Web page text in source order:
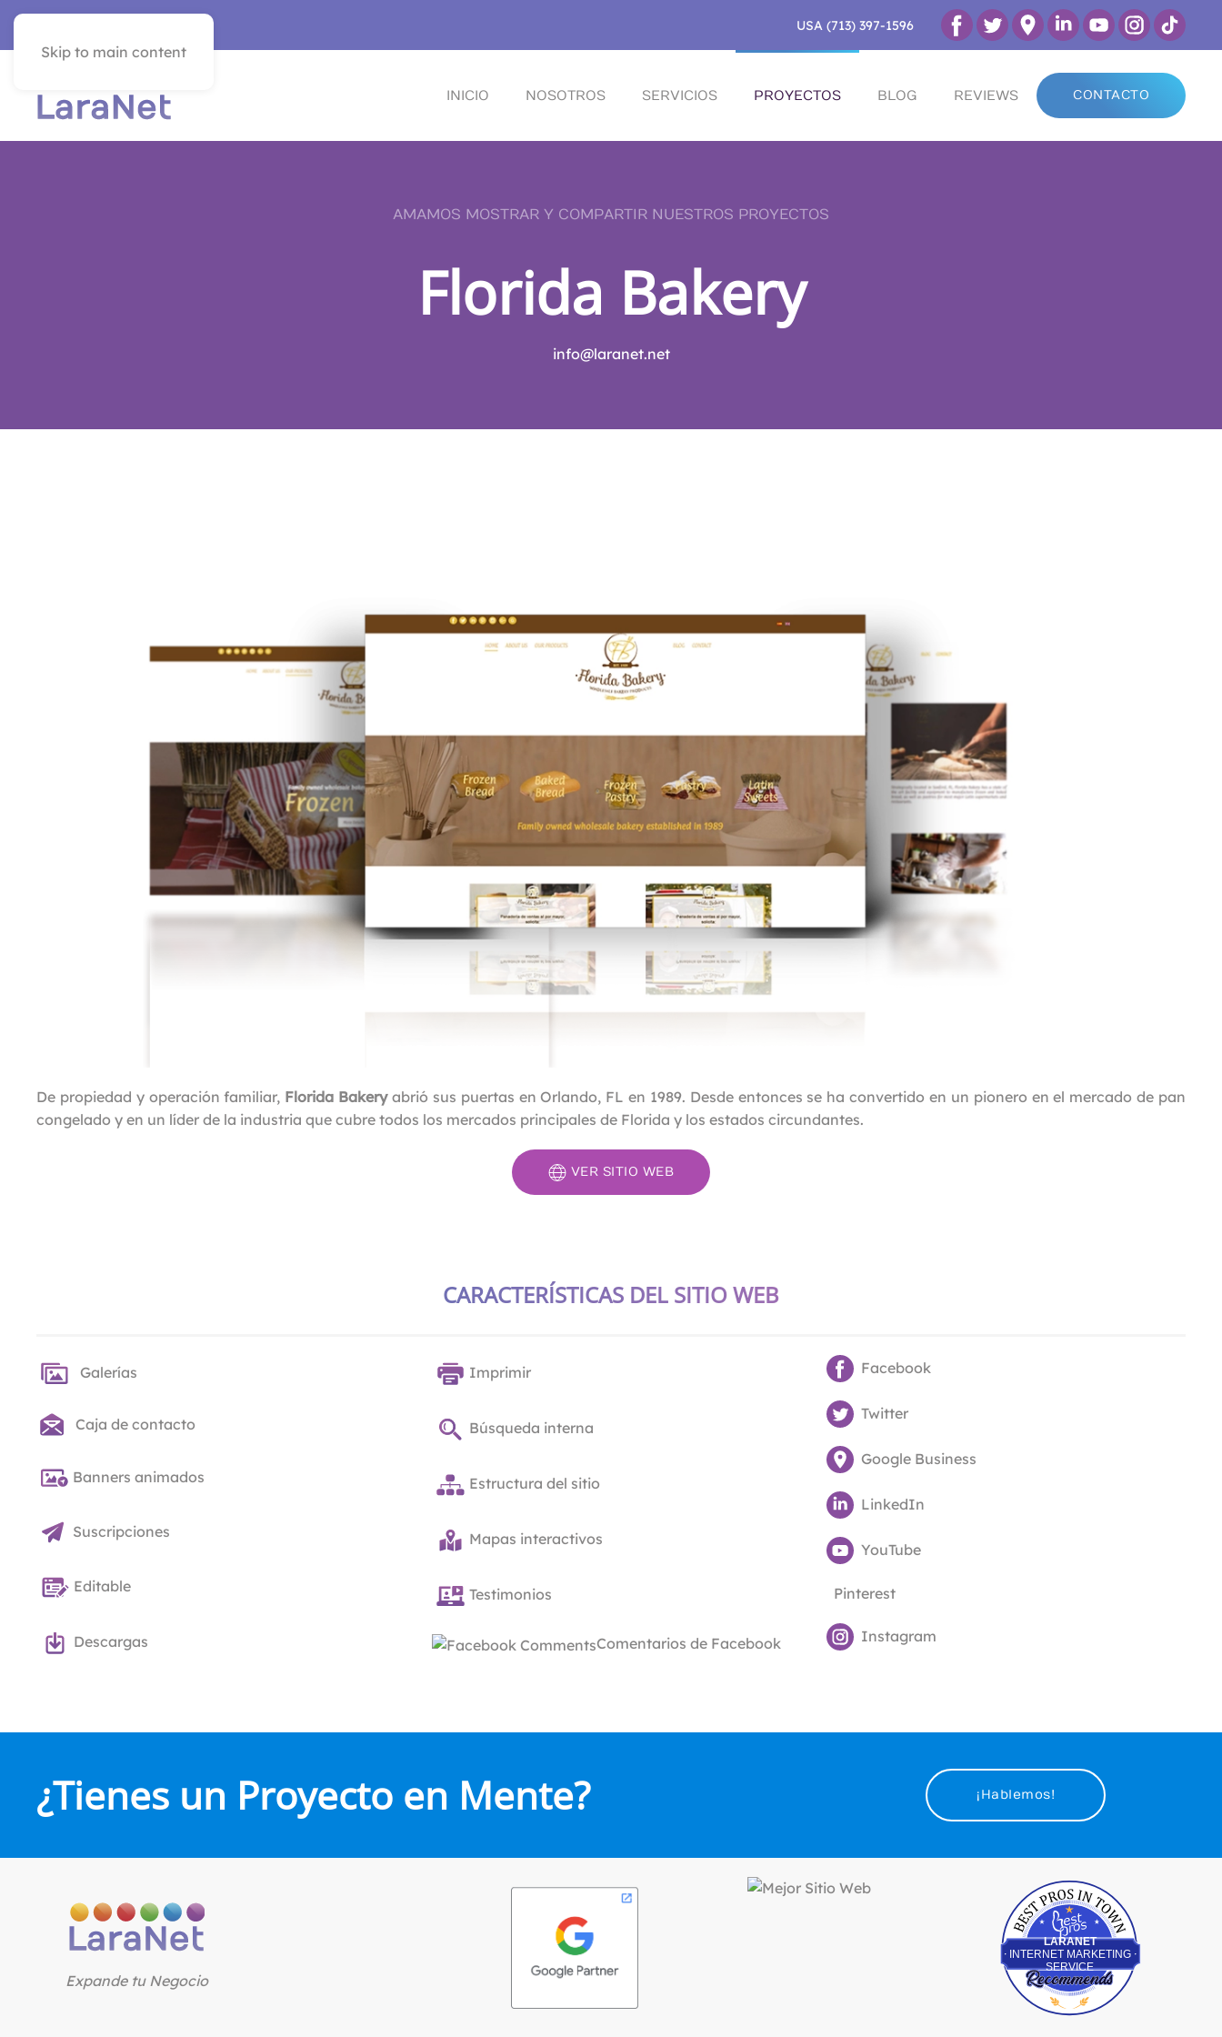
Skip to main content
USA (713) 397-1596
INICIO NOSOTROS SERVICIOS PROYECTOS BLOG REVIEWS CONTACTO
AMAMOS MOSTRAR Y COMPARTIR NUESTROS PROYECTOS
Florida Bakery
info@laranet.net
De propiedad y operación familiar, Florida Bakeryabrió sus puertas en Orlando, FL en 1989. Desde entonces se ha convertido en un pionero en el mercado de pan
congelado y en un líder de la industria que cubre todos los mercados principales de Florida y los estados circundantes.
VER SITIO WEB
CARACTERÍSTICAS DEL SITIO WEB
Galerías
Caja de contacto
Banners animados
Suscripciones
Editable
Descargas
Imprimir
Búsqueda interna
Estructura del sitio
Mapas interactivos
Testimonios
Comentarios de Facebook
Facebook
Twitter
Google Business
LinkedIn
YouTube
Pinterest
Instagram
¿Tienes un Proyecto en Mente? ¡Hablemos!
Expande tu Negocio
LARANET
INTERNET MARKETING
SERVICE
Best Pros In Town